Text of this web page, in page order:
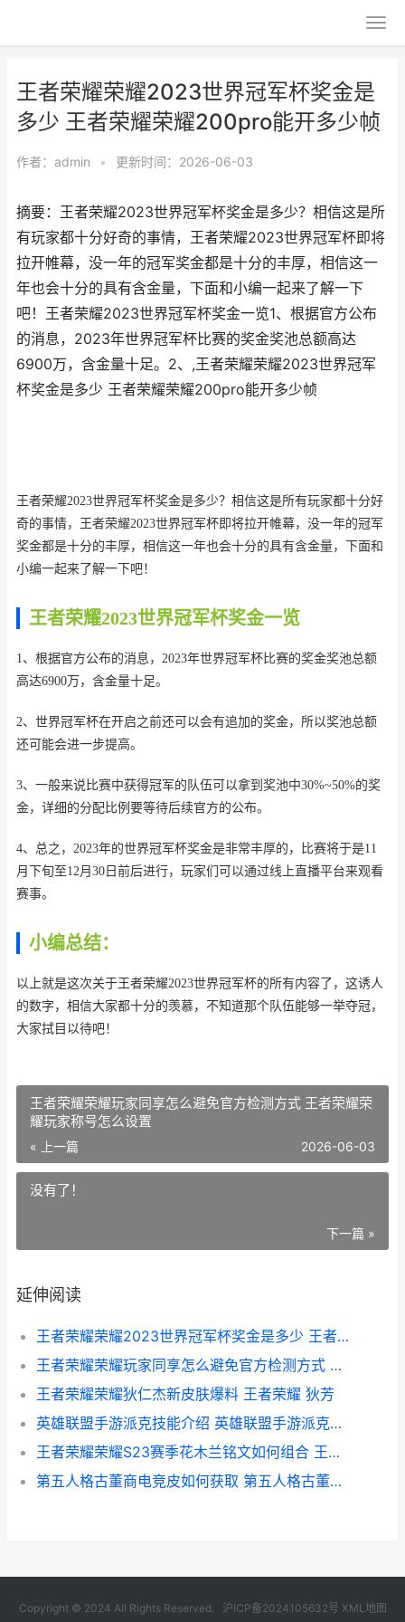
王者荣耀荣耀2023世界冠军杯奖金是
多少 王者荣耀荣耀200pro能开多少帧
作者： admin • 更新时间：2026-06-03
摘要：王者荣耀2023世界冠军杯奖金是多少？相信这是所
有玩家都十分好奇的事情，王者荣耀2023世界冠军杯即将
拉开帷幕，没一年的冠军奖金都是十分的丰厚，相信这一
年也会十分的具有含金量，下面和小编一起来了解一下
吧！王者荣耀2023世界冠军杯奖金一览1、根据官方公布
的消息，2023年世界冠军杯比赛的奖金奖池总额高达
6900万，含金量十足。2、,王者荣耀荣耀2023世界冠军
杯奖金是多少 王者荣耀荣耀200pro能开多少帧
王者荣耀2023世界冠军杯奖金是多少？相信这是所有玩家都十分好
奇的事情，王者荣耀2023世界冠军杯即将拉开帷幕，没一年的冠军
奖金都是十分的丰厚，相信这一年也会十分的具有含金量，下面和
小编一起来了解一下吧！
王者荣耀2023世界冠军杯奖金一览
1、根据官方公布的消息，2023年世界冠军杯比赛的奖金奖池总额
高达6900万，含金量十足。
2、世界冠军杯在开启之前还可以会有追加的奖金，所以奖池总额
还可能会进一步提高。
3、一般来说比赛中获得冠军的队伍可以拿到奖池中30%~50%的奖
金，详细的分配比例要等待后续官方的公布。
4、总之，2023年的世界冠军杯奖金是非常丰厚的，比赛将于是11
月下旬至12月30日前后进行，玩家们可以通过线上直播平台来观看
赛事。
小编总结：
以上就是这次关于王者荣耀2023世界冠军杯的所有内容了，这诱人
的数字，相信大家都十分的羡慕，不知道那个队伍能够一举夺冠，
大家拭目以待吧！
王者荣耀荣耀玩家同享怎么避免官方检测方式 王者荣耀荣
耀玩家称号怎么设置
« 上一篇 2026-06-03
没有了！
下一篇 »
延伸阅读
王者荣耀荣耀2023世界冠军杯奖金是多少 王者荣耀荣耀200pro能开多少帧
王者荣耀荣耀玩家同享怎么避免官方检测方式 王者荣耀荣耀玩家称号怎么设置
王者荣耀荣耀狄仁杰新皮肤爆料 王者荣耀 狄芳
英雄联盟手游派克技能介绍 英雄联盟手游派克技能连招怎么样
王者荣耀荣耀S23赛季花木兰铭文如何组合 王者荣耀荣耀王者
第五人格古董商电竞皮如何获取 第五人格古董商实战
Copyright © 2024 All Rights Reserved. 沪ICP备2024105632号 XML地图